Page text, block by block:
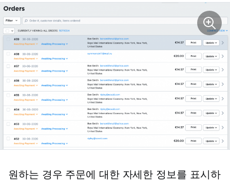
원하는 경우 주문에 대한 자세한 정보를 표시하